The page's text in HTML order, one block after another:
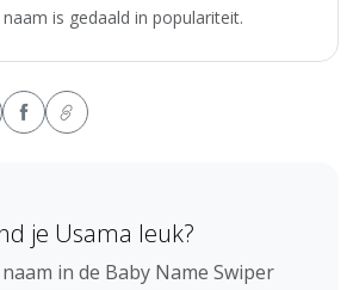
is gedaald in populariteit.
je Usama leuk?
in de Baby Name Swiper